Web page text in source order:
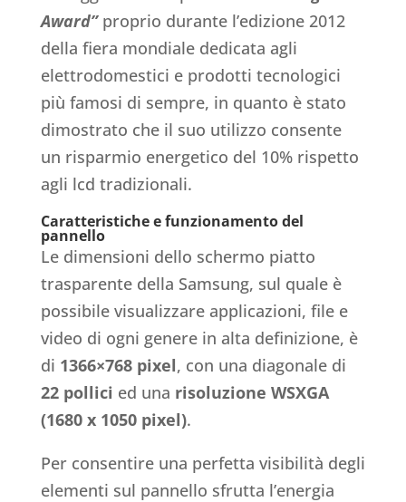
Award”proprio durante l’edizione 2012
della fiera mondiale dedicata agli
elettrodomestici e prodotti tecnologici
più famosi di sempre, in quanto è stato
dimostrato che il suo utilizzo consente
un risparmio energetico del 10% rispetto
agli lcd tradizionali.
Caratteristiche e funzionamento del
pannello
Le dimensioni dello schermo piatto
trasparente della Samsung, sul quale è
possibile visualizzare applicazioni, file e
video di ogni genere in alta definizione, è
di 1366×768 pixel, con una diagonale di
22 pollici ed una risoluzione WSXGA
(1680 x 1050 pixel).
Per consentire una perfetta visibilità degli
elementi sul pannello sfrutta l’energia